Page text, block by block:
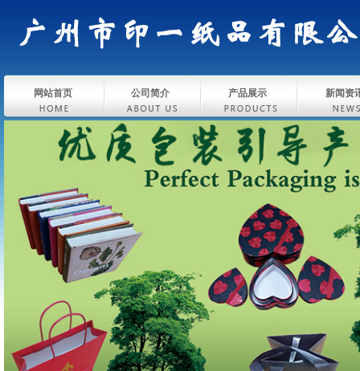
网站首页 公司简介 产品展示 新闻资